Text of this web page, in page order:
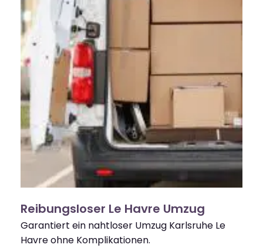
Reibungsloser Le Havre Umzug
Garantiert ein nahtloser Umzug Karlsruhe Le
Havre ohne Komplikationen.